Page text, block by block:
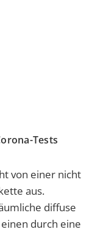
Tests
von einer nicht
aus.
diffuse
durch eine